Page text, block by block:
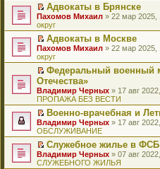
и
ю
б
щ
е
н
и
ю
с
о
о
б
щ
е
н
и
ю
н
о
м
у
с
о
о
б
щ
е
н
и
ю
о
ч
и
т
а
н
н
о
м
у
с
о
о
б
щ
е
н
и
ю
у
н
е
п
р
о
ч
и
а
н
н
о
м
у
с
о
о
б
р
в
о
м
у
н
е
п
р
о
ч
и
т
а
н
н
о
м
у
с
к
п
е
р
в
о
м
у
н
е
п
р
о
ч
и
т
а
н
н
е
й
т
и
к
п
е
р
в
о
м
у
н
е
п
р
о
ч
и
П
е
р
е
й
т
и
к
п
е
р
в
о
м
у
н
е
п
р
Адвокаты в Брянске
Пахомов Михаил » 22 мар
округ
П
е
р
е
й
т
и
к
п
е
р
в
о
м
у
Адвокаты в Москве
Пахомов Михаил » 22 мар
округ
П
е
р
е
й
т
и
к
п
е
р
Федеральный военный
Отечества»
Владимир Черных » 17 авг
ПРОПАЖА БЕЗ ВЕСТИ
П
е
р
е
й
т
Военно-врачебная и
Владимир Черных » 17 авг
ОБСЛУЖИВАНИЕ
П
е
Служебное жилье в ФСБ
Владимир Черных » 07 авг
СЛУЖЕБНОГО ЖИЛЬЯ